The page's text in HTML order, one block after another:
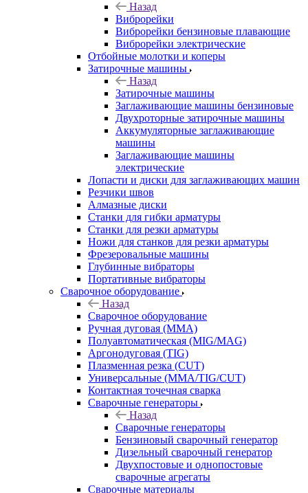
Назад
Виброрейки
Виброрейки бензиновые плавающие
Виброрейки электрические
Отбойные молотки и коперы
Затирочные машины
Назад
Затирочные машины
Заглаживающие машины бензиновые
Двухроторные затирочные машины
Аккумуляторные заглаживающие
машины
Заглаживающие машины
электрические
Лопасти и диски для заглаживающих машин
Резчики швов
Алмазные диски
Станки для гибки арматуры
Станки для резки арматуры
Ножи для станков для резки арматуры
Фрезеровальные машины
Глубинные вибраторы
Портативные вибраторы
Сварочное оборудование
Назад
Сварочное оборудование
Ручная дуговая (MMA)
Полуавтоматическая (MIG/MAG)
Аргонодуговая (TIG)
Плазменная резка (CUT)
Универсальные (MMA/TIG/CUT)
Контактная точечная сварка
Сварочные генераторы
Назад
Сварочные генераторы
Бензиновый сварочный генератор
Дизельный сварочный генератор
Двухпостовые и однопостовые
сварочные агрегаты
Сварочные материалы